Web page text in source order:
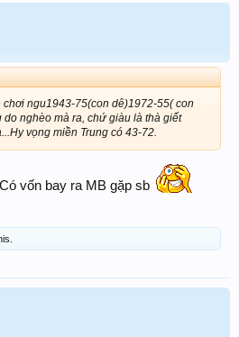
ngu1943-75(con dê)1972-55( con
nghèo mà ra, chứ giàu là thà giết
vọng miền Trung có 43-72.
vốn bay ra MB gặp sb